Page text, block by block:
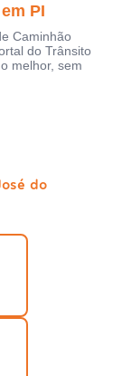
PI
Caminhão
do Trânsito
melhor, sem
do